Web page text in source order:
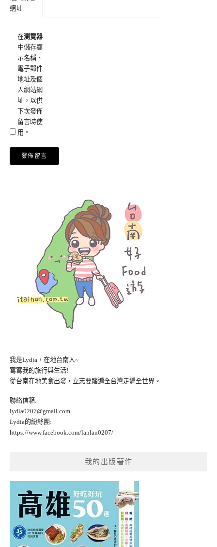
網址
在瀏覽器
中儲存顯
示名稱、
電子郵件
地址及個
人網站網
址，以供
下次發佈
留言時使
用。
我是Lydia，在地台南人~
寫寫我的旅行與生活!
從台南在地美食出發，立志要踏遍全台灣走遍全世界。
聯絡信箱:
lydia0207@gmail.com
Lydia的紛絲團:
https://www.facebook.com/lanlan0207/
我的出版著作